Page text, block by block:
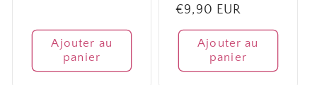
Ajouter au
panier
habituel
€9,90 EUR
Ajouter au
panier